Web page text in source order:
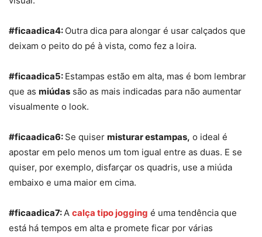
#ficaadica4: Outra dica para alongar é usar calçados que
deixam o peito do pé à vista, como fez a loira.
#ficaadica5: Estampas estão em alta, mas é bom lembrar
que as miúdas são as mais indicadas para não aumentar
visualmente o look.
#ficaadica6: Se quiser misturar estampas, o ideal é
apostar em pelo menos um tom igual entre as duas. E se
quiser, por exemplo, disfarçar os quadris, use a miúda
embaixo e uma maior em cima.
#ficaadica7:A calça tipo jogging é uma tendência que
está há tempos em alta e promete ficar por várias